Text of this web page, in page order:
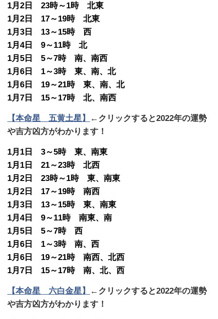
1月2日 23時～1時 北東
1月2日 17～19時 北東
1月3日 13～15時 西
1月4日 9～11時 北
1月5日 5～7時 南、南西
1月6日 1～3時 東、南、北
1月6日 19～21時 東、南、北
1月7日 15～17時 北、南西
【本命星 五黄土星】
←クリックすると2022年の運勢
や吉方凶方がわかります！
1月1日 3～5時 東、南東
1月1日 21～23時 北西
1月2日 23時～1時 東、南東
1月2日 17～19時 南西
1月3日 13～15時 東、南東
1月4日 9～11時 南東、南
1月5日 5～7時 西
1月6日 1～3時 南、西
1月6日 19～21時 南西、北西
1月7日 15～17時 南、北、西
【本命星 六白金星】
←クリックすると2022年の運勢
や吉方凶方がわかります！